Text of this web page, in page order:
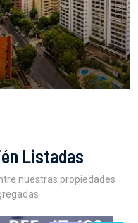
Listadas
nuestras propiedades